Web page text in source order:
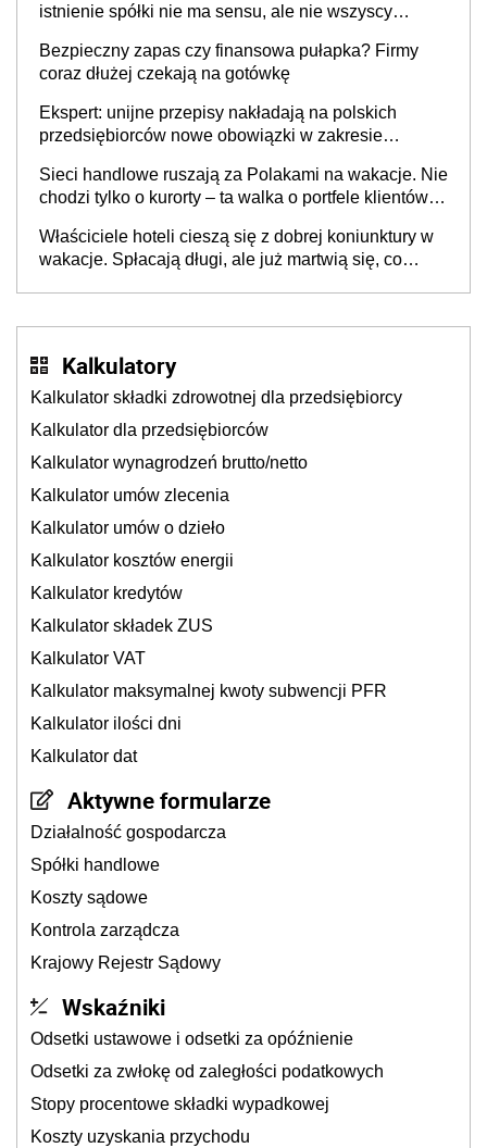
istnienie spółki nie ma sensu, ale nie wszyscy
Bezpieczny zapas czy finansowa pułapka? Firmy
coraz dłużej czekają na gotówkę
Ekspert: unijne przepisy nakładają na polskich
przedsiębiorców nowe obowiązki w zakresie
Sieci handlowe ruszają za Polakami na wakacje. Nie
chodzi tylko o kurorty – ta walka o portfele klientów
cichu
Właściciele hoteli cieszą się z dobrej koniunktury w
wakacje. Spłacają długi, ale już martwią się, co
Kalkulatory
Kalkulator składki zdrowotnej dla przedsiębiorcy
Kalkulator dla przedsiębiorców
Kalkulator wynagrodzeń brutto/netto
Kalkulator umów zlecenia
Kalkulator umów o dzieło
Kalkulator kosztów energii
Kalkulator kredytów
Kalkulator składek ZUS
Kalkulator VAT
Kalkulator maksymalnej kwoty subwencji PFR
Kalkulator ilości dni
Kalkulator dat
Aktywne formularze
Działalność gospodarcza
Spółki handlowe
Koszty sądowe
Kontrola zarządcza
Krajowy Rejestr Sądowy
Wskaźniki
Odsetki ustawowe i odsetki za opóźnienie
Odsetki za zwłokę od zaległości podatkowych
Stopy procentowe składki wypadkowej
Koszty uzyskania przychodu